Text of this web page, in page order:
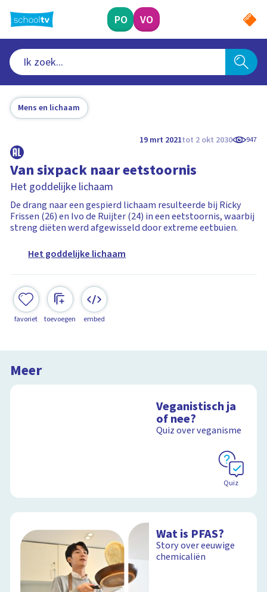
naar
hoofdinhoud
PO VO
Mens en lichaam
19 mrt 2021tot 2 okt 2030 947
Van sixpack naar eetstoornis
Het goddelijke lichaam
De drang naar een gespierd lichaam resulteerde bij Ricky
Frissen (26) en Ivo de Ruijter (24) in een eetstoornis, waarbij
streng diëten werd afgewisseld door extreme eetbuien.
Het goddelijke lichaam
favoriet toevoegen embed
Meer
Veganistisch ja
of nee?
Quiz over veganisme
Quiz
Wat is PFAS?
Story over eeuwige
chemicaliën